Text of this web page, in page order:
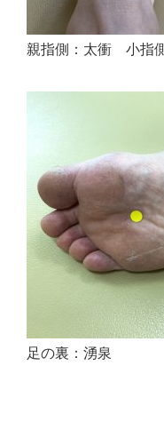
親指側：太衝 小指
足の裏：湧泉